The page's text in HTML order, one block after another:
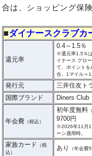
合は、ショッピング保
■ダイナースクラブカ
還元率
0.4～1.5％
※還元率1.5％
イナース グロ
て、ポイント
合。1マイル＝
発行元
三井住友ト
国際ブランド
Diners Club
年会費 （税込）
初年度無料
9700円
※2026年11月1
ーン適用時。
家族カード
（税
込）
あり （年会費